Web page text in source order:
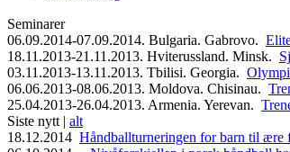
Seminarer
06.09.2014-07.09.2014. Bulgaria. Gabrovo.
18.11.2013-21.11.2013. Hviterussland. Minsk.
03.11.2013-13.11.2013. Tbilisi. Georgia.
06.06.2013-08.06.2013. Moldova. Chisinau.
25.04.2013-26.04.2013. Armenia. Yerevan.
Siste nytt | alt
18.12.2014 Håndballturneringen for barn til ære